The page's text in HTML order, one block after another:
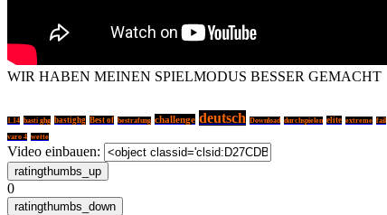
WIR HABEN MEINEN SPIELMODUS BESSER GEMACHT
1.14 basti ghg bastighg Best of bestrafung challenge deutsch Download durchspielen elite extreme fail
varo 4 wette
Video einbauen:
0